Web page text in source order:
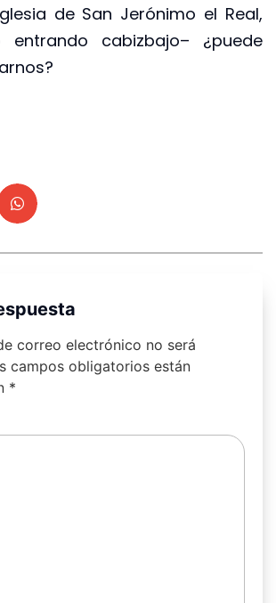
de San Jerónimo el Real,
entrando cabizbajo– ¿puede
correo electrónico no será
campos obligatorios están
*